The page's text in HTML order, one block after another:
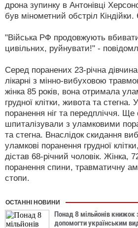
дрона зупинку в Антонівці
був мінометний обстріл Кіндійки.
"Війська РФ продовжують
цивільних, руйнувати!" -
Серед поранених 23-річна
лікарні з мінно-вибуховою
жінка 85 років, вона отримала
грудної клітки, живота та стегна.
поранення ніг та передпліччя. Ще
шпиталізували з уламковими
та стегна. Внаслідок скидання
уламкові поранення грудної
дістав 68-річний чоловік. Жінка,
поранення спини, травматичну
стопи.
ОСТАННІ НОВИНИ
Понад 8 мільйонів книжок
допомогти українським